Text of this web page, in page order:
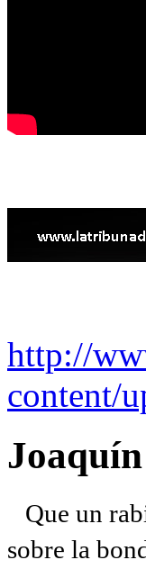
http://
content/
Que un
sobre la